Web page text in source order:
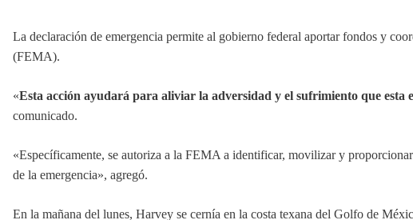
La declaración de emergencia permite al gobierno federal aportar fondos y
(FEMA).
«Esta acción ayudará para aliviar la adversidad y el sufrimiento que esta
comunicado.
«Específicamente, se autoriza a la FEMA a identificar, movilizar y
de la emergencia», agregó.
En la mañana del lunes, Harvey se cernía en la costa texana del Golfo de